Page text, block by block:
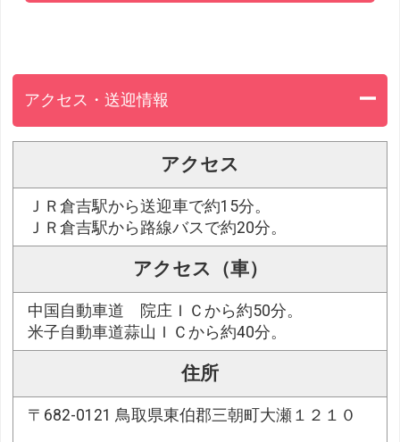
アクセス・送迎情報
アクセス
ＪＲ倉吉駅から送迎車で約15分。
ＪＲ倉吉駅から路線バスで約20分。
アクセス（車）
中国自動車道 院庄ＩＣから約50分。
米子自動車道蒜山ＩＣから約40分。
住所
〒682-0121 鳥取県東伯郡三朝町大瀬１２１０